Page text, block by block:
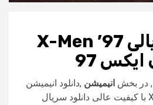
انیمیشن سریالی X-Men ’97
, در بخش انیمیشن ,دانلود انیمیشن
سریالی X-Men ’97 2024 با کیفیت عالی دانلود سریال